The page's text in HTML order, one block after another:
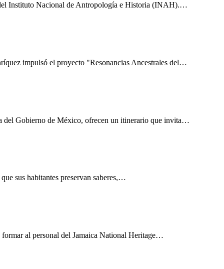
Instituto Nacional de Antropología e Historia (INAH).…
impulsó el proyecto "Resonancias Ancestrales del…
del Gobierno de México, ofrecen un itinerario que invita…
sus habitantes preservan saberes,…
al personal del Jamaica National Heritage…